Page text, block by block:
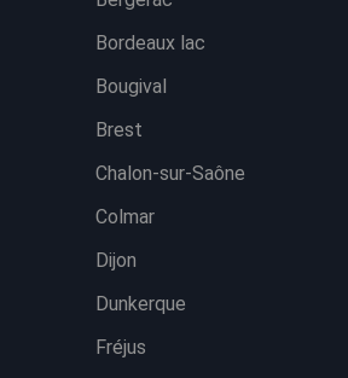
Bordeaux lac
Bougival
Brest
Chalon-sur-Saône
Colmar
Dijon
Dunkerque
Fréjus